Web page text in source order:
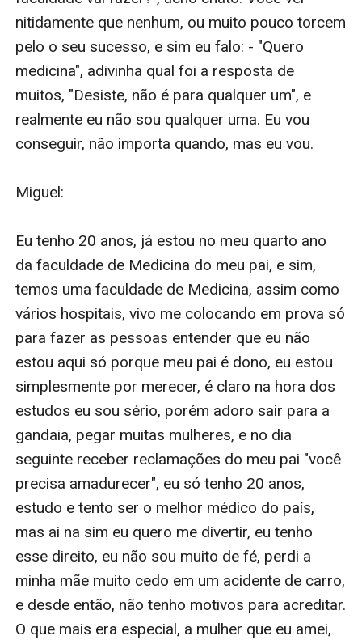
nitidamente que nenhum, ou muito pouco torcem
pelo o seu sucesso, e sim eu falo: - "Quero
medicina", adivinha qual foi a resposta de
muitos, "Desiste, não é para qualquer um", e
realmente eu não sou qualquer uma. Eu vou
conseguir, não importa quando, mas eu vou.
Miguel:
Eu tenho 20 anos, já estou no meu quarto ano
da faculdade de Medicina do meu pai, e sim,
temos uma faculdade de Medicina, assim como
vários hospitais, vivo me colocando em prova só
para fazer as pessoas entender que eu não
estou aqui só porque meu pai é dono, eu estou
simplesmente por merecer, é claro na hora dos
estudos eu sou sério, porém adoro sair para a
gandaia, pegar muitas mulheres, e no dia
seguinte receber reclamações do meu pai "você
precisa amadurecer", eu só tenho 20 anos,
estudo e tento ser o melhor médico do país,
mas ai na sim eu quero me divertir, eu tenho
esse direito, eu não sou muito de fé, perdi a
minha mãe muito cedo em um acidente de carro,
e desde então, não tenho motivos para acreditar.
O que mais era especial, a mulher que eu amei,